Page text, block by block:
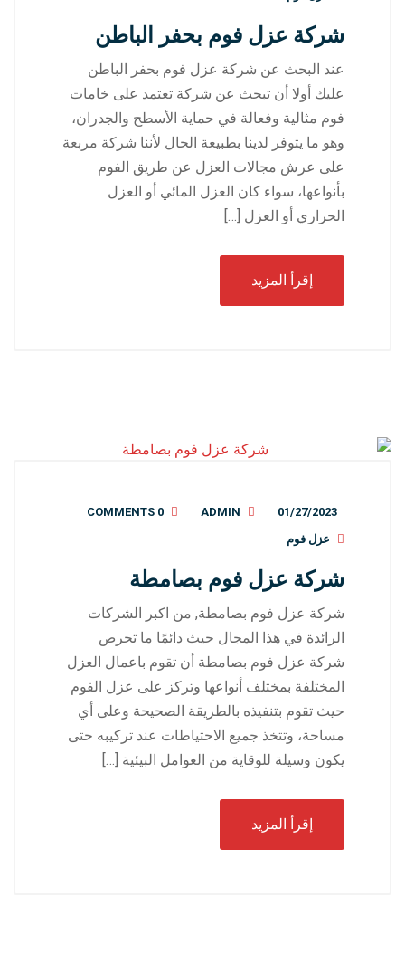
شركة عزل فوم بحفر الباطن
عند البحث عن شركة عزل فوم بحفر الباطن
عليك أولا أن تبحث عن شركة تعتمد على خامات
فوم مثالية وفعالة في حماية الأسطح والجدران،
وهو ما يتوفر لدينا بطبيعة الحال لأننا شركة مربعة
على عرش مجالات العزل عن طريق الفوم
بأنواعها، سواء كان العزل المائي أو العزل
الحراري أو العزل […]
إقرأ المزيد
01/27/2023
ADMIN
0 COMMENTS
عزل فوم
شركة عزل فوم بصامطة
شركة عزل فوم بصامطة, من اكبر الشركات
الرائدة في هذا المجال حيث دائمًا ما تحرص
شركة عزل فوم بصامطة أن تقوم باعمال العزل
المختلفة بمختلف أنواعها وتركز على عزل الفوم
حيث تقوم بتنفيذه بالطريقة الصحيحة وعلى أي
مساحة، وتتخذ جميع الاحتياطات عند تركيبه حتى
يكون وسيلة للوقاية من العوامل البيئية […]
إقرأ المزيد